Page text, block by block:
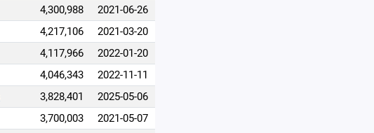
4,300,988
2021-06-26
4,217,106
2021-03-20
4,117,966
2022-01-20
4,046,343
2022-11-11
3,828,401
2025-05-06
3,700,003
2021-05-07